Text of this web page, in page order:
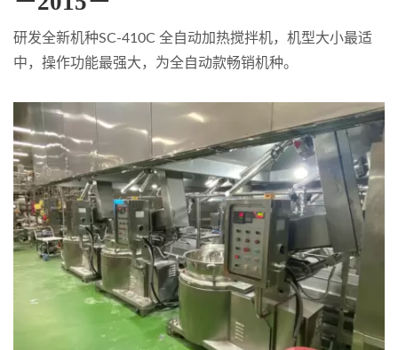
研发全新机种SC-410C 全自动加热搅拌机，机型大小最适
中，操作功能最强大，为全自动款畅销机种。